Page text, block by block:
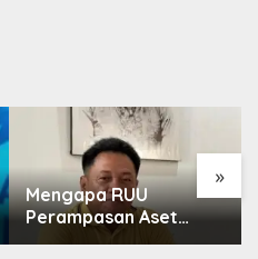
»
Mengapa RUU
Perampasan Aset
Begitu Sulit Disahkan?